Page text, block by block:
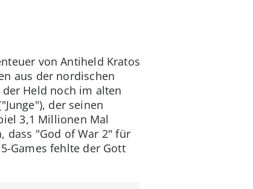
von Antiheld Kratos
aus der nordischen
Held noch im alten
der seinen
3,1 Millionen Mal
dass "God of War 2" für
Games fehlte der Gott